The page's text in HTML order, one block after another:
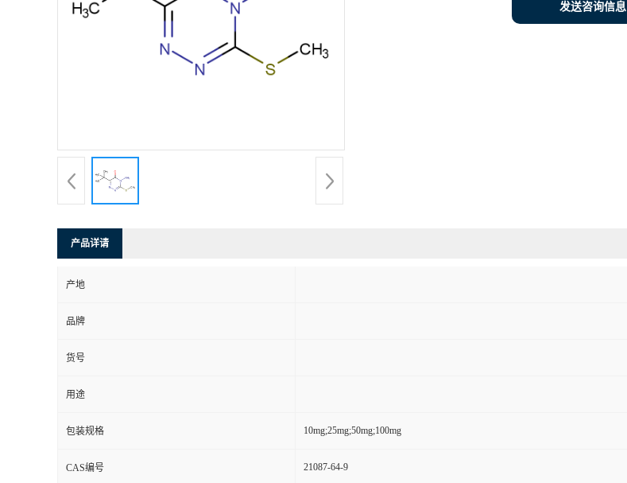
发送咨询信息
产品详请
产地
品牌
货号
用途
包装规格 10mg;25mg;50mg;100mg
CAS编号 21087-64-9